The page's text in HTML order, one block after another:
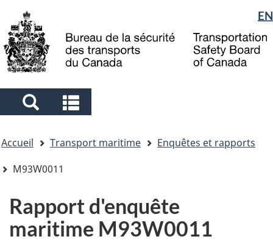
to
main
to
"About
government"
à
la
Sélection
de
la
langue
EN
Search
and
menus
and
menus
êtes
ici
Accueil Transport maritime
Enquêtes et rapports
M93W0011
Rapport d'enquête
maritime M93W0011